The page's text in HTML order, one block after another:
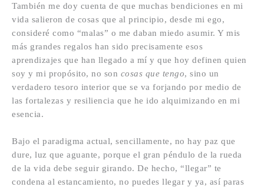
También me doy cuenta de que muchas bendiciones en mi
vida salieron de cosas que al principio, desde mi ego,
consideré como “malas” o me daban miedo asumir. Y mis
más grandes regalos han sido precisamente esos
aprendizajes que han llegado a mí y que hoy definen quien
soy y mi propósito, no son cosas que tengo, sino un
verdadero tesoro interior que se va forjando por medio de
las fortalezas y resiliencia que he ido alquimizando en mi
esencia.
Bajo el paradigma actual, sencillamente, no hay paz que
dure, luz que aguante, porque el gran péndulo de la rueda
de la vida debe seguir girando. De hecho, “llegar” te
condena al estancamiento, no puedes llegar y ya, así paras